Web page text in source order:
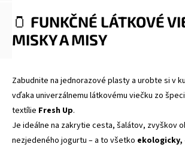
🫙 FUNKČNÉ LÁTKOVÉ
MISKY A MISY
Zabudnite na jednorazové plasty a urobte si v
vďaka univerzálnemu látkovému viečku zo
textílie Fresh Up.
Je ideálne na zakrytie cesta, šalátov, zvyškov
nezjedeného jogurtu – a to všetko ekologicky,